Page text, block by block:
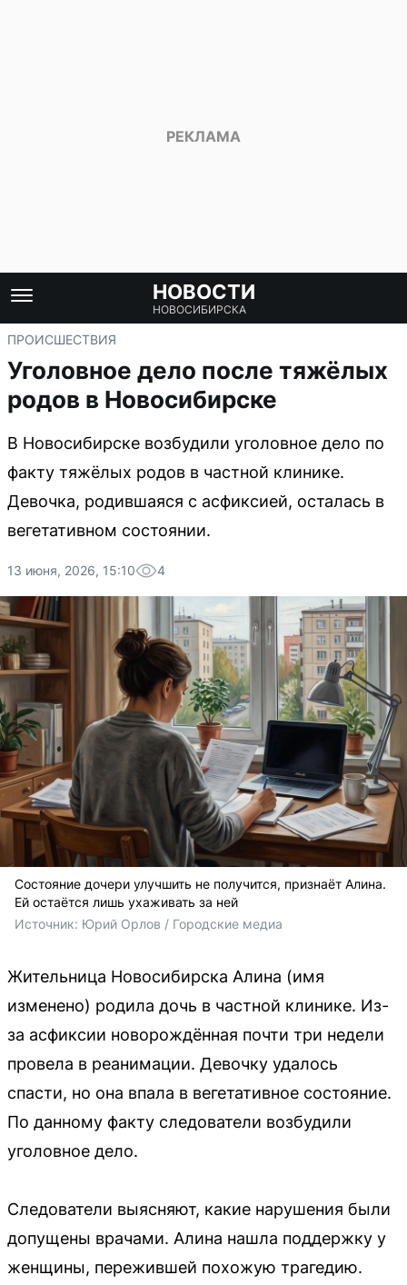
НОВОСТИ
НОВОСИБИРСКА
ПРОИСШЕСТВИЯ
Уголовное дело после тяжёлых
родов в Новосибирске
В Новосибирске возбудили уголовное дело по
факту тяжёлых родов в частной клинике.
Девочка, родившаяся с асфиксией, осталась в
вегетативном состоянии.
13 июня, 2026, 15:10 4
Состояние дочери улучшить не получится, признаёт Алина.
Ей остаётся лишь ухаживать за ней
Источник: Юрий Орлов / Городские медиа
Жительница Новосибирска Алина (имя
изменено) родила дочь в частной клинике. Из-
за асфиксии новорождённая почти три недели
провела в реанимации. Девочку удалось
спасти, но она впала в вегетативное состояние.
По данному факту следователи возбудили
уголовное дело.
Следователи выясняют, какие нарушения были
допущены врачами. Алина нашла поддержку у
женщины, пережившей похожую трагедию.